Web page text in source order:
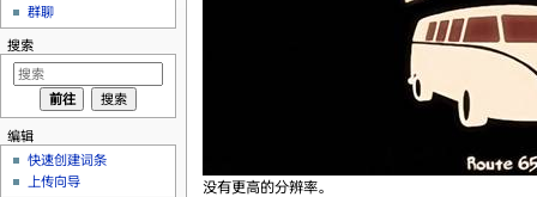
没有更高的分辨率。
群聊
搜索
编辑
快速创建词条
上传向导